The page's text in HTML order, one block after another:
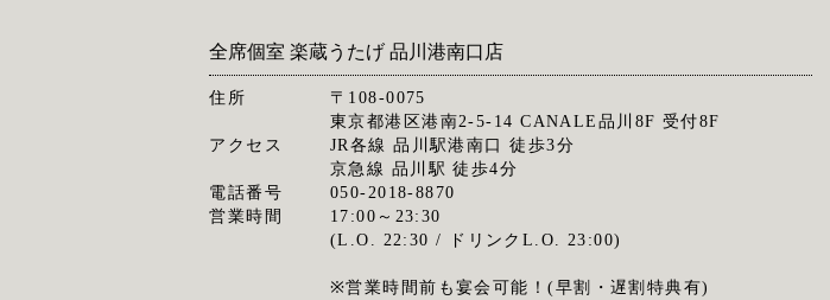
全席個室 楽蔵うたげ 品川港南口店
住所
〒108-0075
東京都港区港南2-5-14 CANALE品川8F 受付8F
アクセス
JR各線 品川駅港南口 徒歩3分
京急線 品川駅 徒歩4分
電話番号
050-2018-8870
営業時間
17:00～23:30
(L.O. 22:30 / ドリンクL.O. 23:00)
※営業時間前も宴会可能！(早割・遅割特典有)